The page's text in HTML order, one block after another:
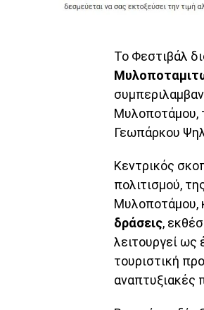
Το Φεστιβάλ
Γεωπάρκου
Κεντρικός
πολιτισμού,
Μυλοποτάμου,
δράσεις,
λειτουργεί ως
τουριστική
αναπτυξιακές